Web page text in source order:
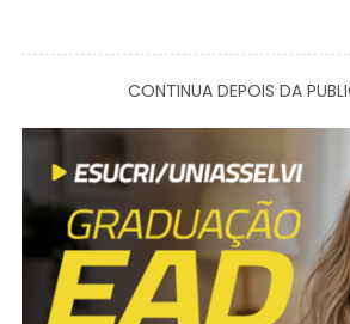
CONTINUA DEPOIS DA